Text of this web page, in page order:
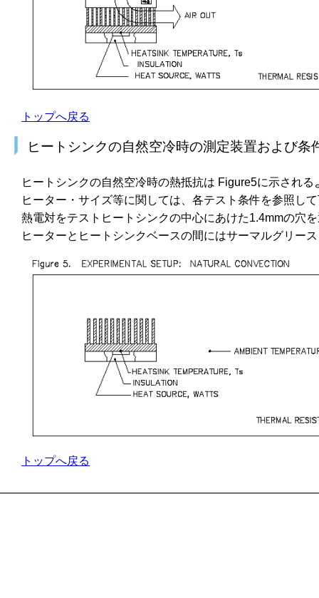
トップへ戻る
ヒートシンクの自然空冷時の測定装置および条
ヒートシンクの自然空冷時の熱抵抗は Figure5に示される
ヒーター・サイズ等に関しては、各テスト条件を参照し
熱電対をテストヒートシンクの中心にあけた1.4mmの穴
ヒーターとヒートシンクベースの間にはサーマルグリー
トップへ戻る